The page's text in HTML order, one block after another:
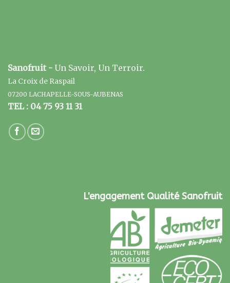
Sanofruit - Un Savoir, Un Terroir.
La Croix de Raspail
07200 LACHAPELLE-SOUS-AUBENAS
TEL : 04 75 93 11 31
L'engagement Qualité Sanofruit